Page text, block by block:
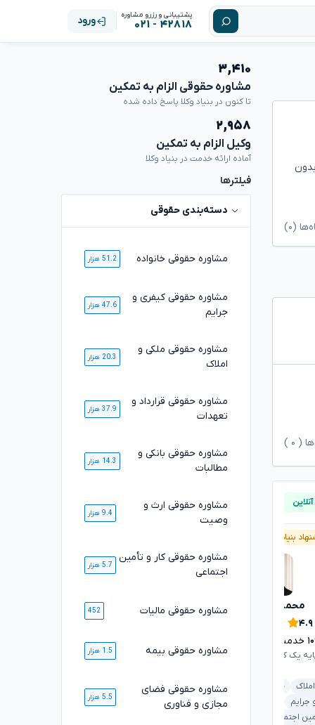
پشتیبانی و رزرو مشاوره
۴۲۸۱۸ - ۰۲۱ ورود
(۰)
( ۰
بنیاد وکلا
محمدرضا توکلی
۴.۹
خدمت ارائه شده موفق
یک کانون وکلای دادگستری
خانواده
جرایم
دیوان عدالت اداری
اجتماعی
محسن خیری
۱۰۸۴۷
خدمت ارائه شده موفق
وکیل پایه یک کانون وکلای دادگستری
ملکی و املاک
بانکی و مطالبات
خانواده
۳,۴۱۰
مشاوره حقوقی الزام به تمکین
تا کنون در بنیاد وکلا پاسخ داده شده
۲,۹۵۸
وکیل الزام به تمکین
آماده ارائه خدمت در بنیاد وکلا
فیلترها
دسته‌بندی حقوقی
مشاوره حقوقی خانواده 51.2 هزار
مشاوره حقوقی کیفری و
جرایم
47.6 هزار
مشاوره حقوقی ملکی و
املاک
20.3 هزار
مشاوره حقوقی قرارداد و
تعهدات
37.9 هزار
مشاوره حقوقی بانکی و
مطالبات
14.3 هزار
مشاوره حقوقی ارث و
وصیت
9.4 هزار
مشاوره حقوقی کار و تأمین
اجتماعی
5.7 هزار
مشاوره حقوقی مالیات 452
مشاوره حقوقی بیمه 1.5 هزار
مشاوره حقوقی فضای
مجازی و فناوری
5.5 هزار